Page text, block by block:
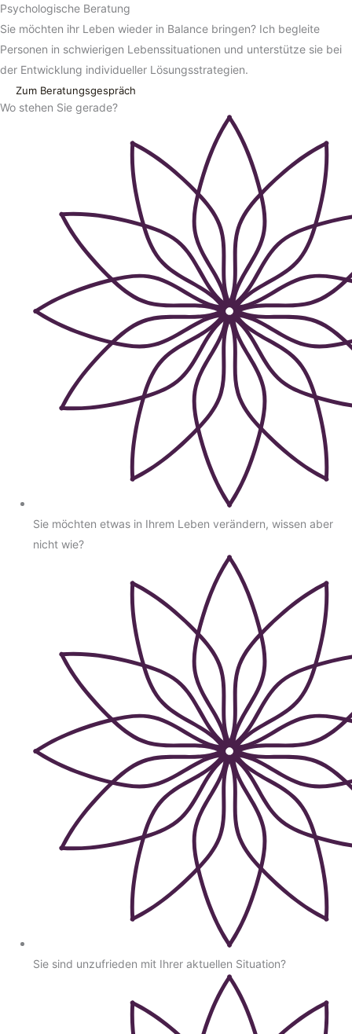
Psycholo­gische Beratung
Sie möchten ihr Leben wieder in Balance bringen? Ich begleite
Personen in schwierigen Lebenssituationen und unterstütze sie bei
der Entwicklung individueller Lösungsstrategien.
Zum Beratungsgespräch
Wo stehen Sie gerade?
Sie möchten etwas in Ihrem Leben verändern, wissen aber
nicht wie?
Sie sind unzufrieden mit Ihrer aktuellen Situation?